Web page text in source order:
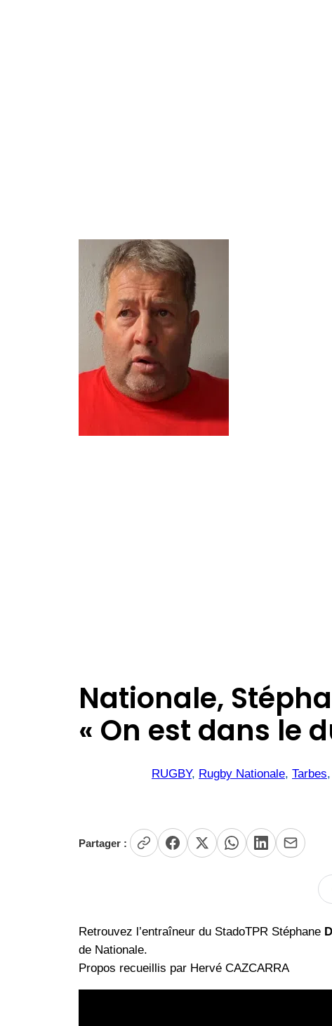
Nationale,
« On est dans le
RUGBY, Rugby Nationale, Tarbes,
Partager :
Retrouvez l’entraîneur du StadoTPR Stéphane
de Nationale.
Propos recueillis par Hervé CAZCARRA